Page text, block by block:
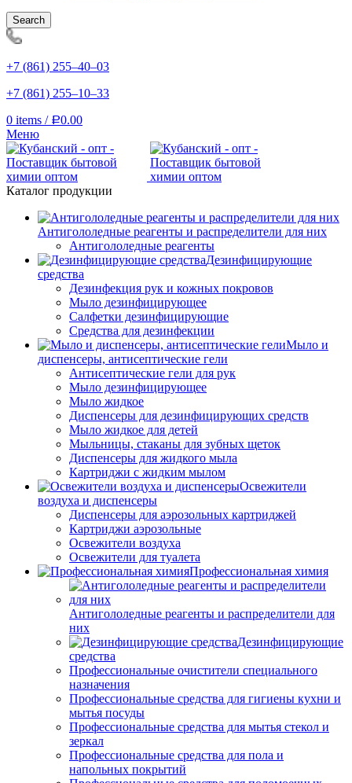
Search
+7 (861) 255‒40‒03
+7 (861) 255‒10‒33
0 items / Р0.00
Меню
Каталог продукции
Антигололедные реагенты и распределители для них
Антигололедные реагенты
Дезинфицирующие
средства
Дезинфекция рук и кожных покровов
Мыло дезинфицирующее
Салфетки дезинфицирующие
Средства для дезинфекции
Мыло и
диспенсеры, антисептические гели
Антисептические гели для рук
Мыло дезинфицирующее
Мыло жидкое
Диспенсеры для дезинфицирующих средств
Мыло жидкое для детей
Мыльницы, стаканы для зубных щеток
Диспенсеры для жидкого мыла
Картриджи с жидким мылом
Освежители
воздуха и диспенсеры
Диспенсеры для аэрозольных картриджей
Картриджи аэрозольные
Освежители воздуха
Освежители для туалета
Профессиональная химия
Антигололедные реагенты и распределители для
них
Дезинфицирующие
средства
Профессиональные очистители специального
назначения
Профессиональные средства для гигиены кухни и
мытья посуды
Профессиональные средства для мытья стекол и
зеркал
Профессиональные средства для пола и
напольных покрытий